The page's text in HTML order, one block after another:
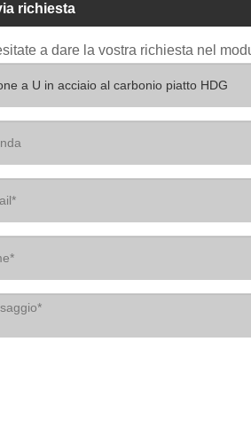
richiesta
a dare la vostra richiesta nel